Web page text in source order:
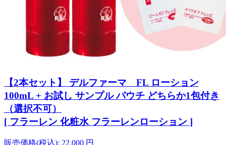
【2本セット】 デルファーマ FL ローション
100mL + お試し サンプル パウチ どちらか1包付き
（選択不可）
[ フラーレン 化粧水 フラーレンローション ]
販売価格(税込): 22,000 円